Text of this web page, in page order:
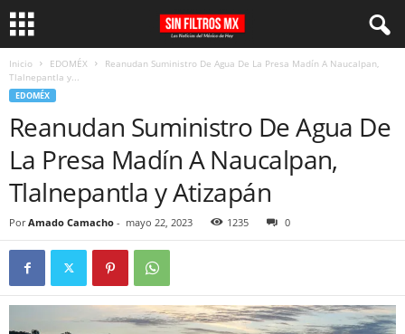
Inicio EDOMÉX
Reanudan Suministro De Agua De La Presa Madín A Naucalpan,
Tlalnepantla y...
EDOMÉX
Reanudan Suministro De Agua De
La Presa Madín A Naucalpan,
Tlalnepantla y Atizapán
Por Amado Camacho - mayo 22, 2023 1235 0